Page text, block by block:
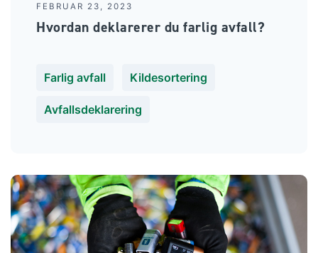
FEBRUAR 23, 2023
Hvordan deklarerer du farlig avfall?
Farlig avfall Kildesortering
Avfallsdeklarering